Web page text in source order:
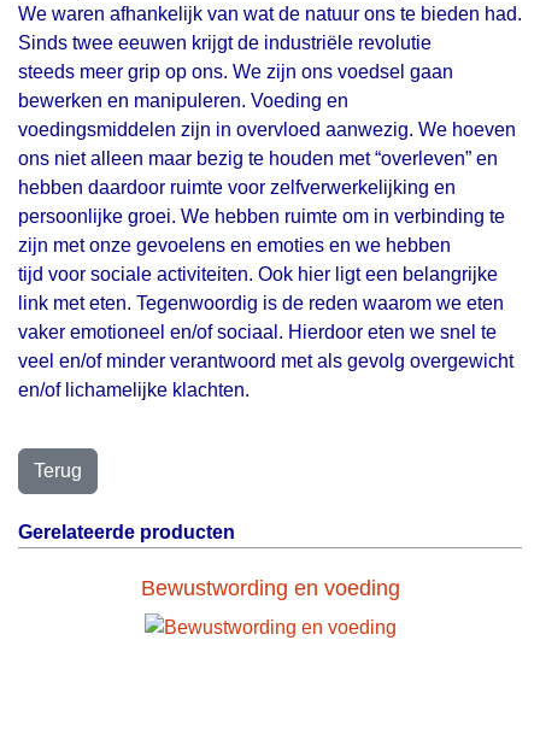
We waren afhankelijk van wat de natuur ons te bieden had.
Sinds twee eeuwen krijgt de industriële revolutie
steeds meer grip op ons. We zijn ons voedsel gaan
bewerken en manipuleren. Voeding en
voedingsmiddelen zijn in overvloed aanwezig. We hoeven
ons niet alleen maar bezig te houden met “overleven” en
hebben daardoor ruimte voor zelfverwerkelijking en
persoonlijke groei. We hebben ruimte om in verbinding te
zijn met onze gevoelens en emoties en we hebben
tijd voor sociale activiteiten. Ook hier ligt een belangrijke
link met eten. Tegenwoordig is de reden waarom we eten
vaker emotioneel en/of sociaal. Hierdoor eten we snel te
veel en/of minder verantwoord met als gevolg overgewicht
en/of lichamelijke klachten.
Gerelateerde producten
Bewustwording en voeding